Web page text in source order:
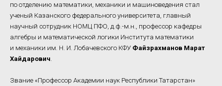
по отделению математики, механики и машиноведения стал
ученый Казанского федерального университета, главный
научный сотрудник НОМЦ ПФО, д.ф.-м.н., профессор кафедры
алгебры и математической логики Института математики
и механики им. Н. И. Лобачевского КФУ Файзрахманов Марат
Хайдарович
Звание «Профессор Академии наук Республики Татарстан»